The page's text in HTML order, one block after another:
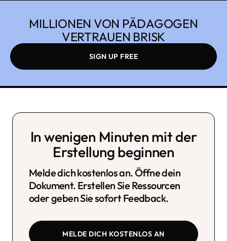
MILLIONEN VON PÄDAGOGEN
VERTRAUEN BRISK
SIGN UP FREE
In wenigen Minuten mit der
Erstellung beginnen
Melde dich kostenlos an. Öffne dein
Dokument. Erstellen Sie Ressourcen
oder geben Sie sofort Feedback.
MELDE DICH KOSTENLOS AN